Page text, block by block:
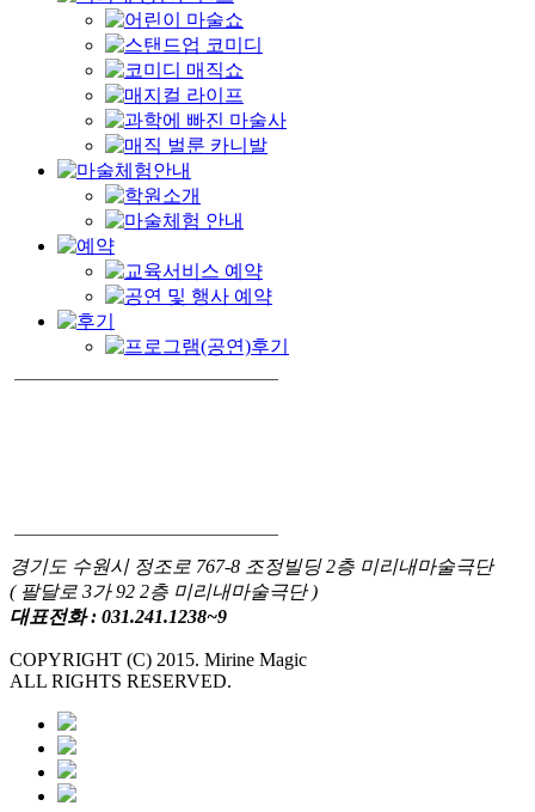
경기도 수원시 정조로 767-8 조정빌딩 2층 미리내마술극단
( 팔달로 3가 92 2층 미리내마술극단 )
대표전화 : 031.241.1238~9
COPYRIGHT (C) 2015. Mirine Magic
ALL RIGHTS RESERVED.